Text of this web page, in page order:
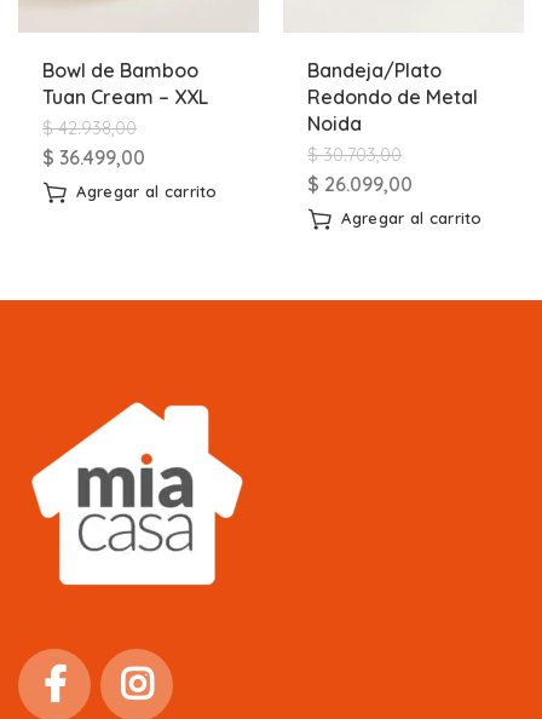
Bowl de Bamboo
Tuan Cream – XXL
$42.938,00
$ 36.499,00
Agregar al carrito
Bandeja/Plato
Redondo de Metal
Noida
$30.703,00
$ 26.099,00
Agregar al carrito